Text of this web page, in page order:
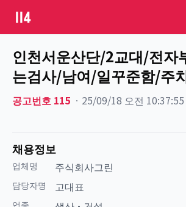
인천서운산단/2교대/전자
는검사/남여/일꾸준함/주
공고번호 115 ㆍ 25/09/18 오전 10:37:55
채용정보
업체명 주식회사그린
담당자명 고대표
업종